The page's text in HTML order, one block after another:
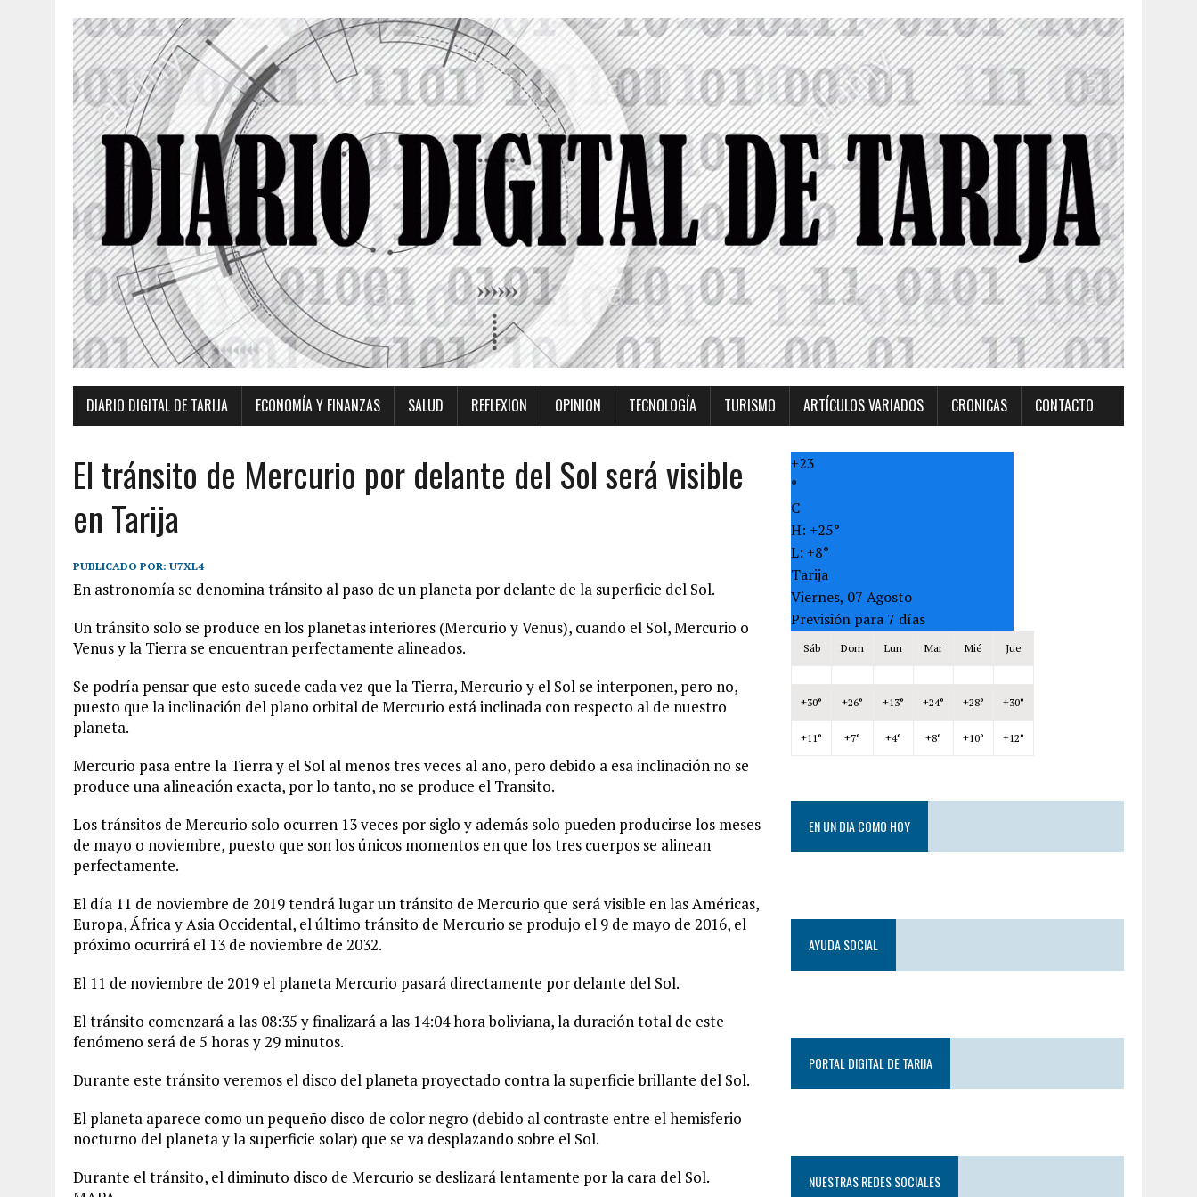
DIARIO DIGITAL DE TARIJA ECONOMÍA Y FINANZAS SALUD REFLEXION OPINION TECNOLOGÍA TURISMO ARTÍCULOS VARIADOS CRONICAS CONTACTO
El tránsito de Mercurio por delante del Sol será visible
en Tarija
PUBLICADO POR: U7XL4
En astronomía se denomina tránsito al paso de un planeta por delante de la superficie del Sol.
Un tránsito solo se produce en los planetas interiores (Mercurio y Venus), cuando el Sol, Mercurio o
Venus y la Tierra se encuentran perfectamente alineados.
Se podría pensar que esto sucede cada vez que la Tierra, Mercurio y el Sol se interponen, pero no,
puesto que la inclinación del plano orbital de Mercurio está inclinada con respecto al de nuestro
planeta.
Mercurio pasa entre la Tierra y el Sol al menos tres veces al año, pero debido a esa inclinación no se
produce una alineación exacta, por lo tanto, no se produce el Transito.
Los tránsitos de Mercurio solo ocurren 13 veces por siglo y además solo pueden producirse los meses
de mayo o noviembre, puesto que son los únicos momentos en que los tres cuerpos se alinean
perfectamente.
El día 11 de noviembre de 2019 tendrá lugar un tránsito de Mercurio que será visible en las Américas,
Europa, África y Asia Occidental, el último tránsito de Mercurio se produjo el 9 de mayo de 2016, el
próximo ocurrirá el 13 de noviembre de 2032.
El 11 de noviembre de 2019 el planeta Mercurio pasará directamente por delante del Sol.
El tránsito comenzará a las 08:35 y finalizará a las 14:04 hora boliviana, la duración total de este
fenómeno será de 5 horas y 29 minutos.
Durante este tránsito veremos el disco del planeta proyectado contra la superficie brillante del Sol.
El planeta aparece como un pequeño disco de color negro (debido al contraste entre el hemisferio
nocturno del planeta y la superficie solar) que se va desplazando sobre el Sol.
Durante el tránsito, el diminuto disco de Mercurio se deslizará lentamente por la cara del Sol.
+23
°
C
H: +25°
L: +8°
Tarija
Viernes, 07 Agosto
Previsión para 7 días
Sáb Dom Lun Mar Mié Jue
+30° +26° +13° +24° +28° +30°
+11° +7° +4° +8° +10° +12°
EN UN DIA COMO HOY
AYUDA SOCIAL
PORTAL DIGITAL DE TARIJA
NUESTRAS REDES SOCIALES